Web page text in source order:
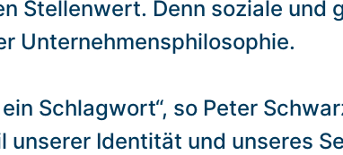
Stellenwert. Denn soziale und
Unternehmensphilosophie.
Schlagwort“, so Peter
unserer Identität und unseres